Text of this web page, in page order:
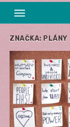
ZNAČKA: PLÁNY